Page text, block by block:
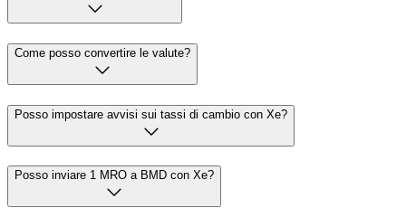
Come posso convertire le valute?
Posso impostare avvisi sui tassi di cambio con Xe?
Posso inviare 1 MRO a BMD con Xe?